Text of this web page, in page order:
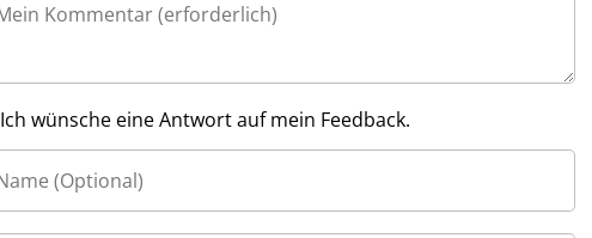
Ich wünsche eine Antwort auf mein Feedback.